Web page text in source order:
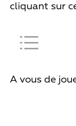
cliquant sur
A vous de